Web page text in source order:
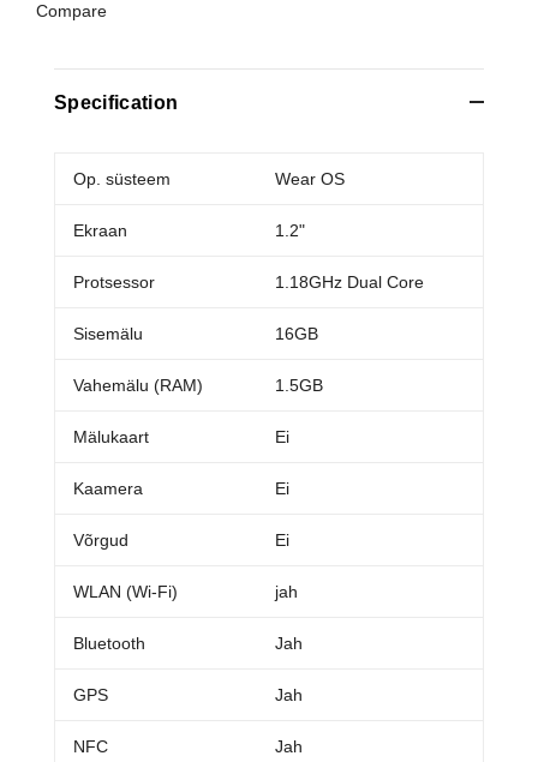
Compare
Specification
Op. süsteem Wear OS
Ekraan 1.2"
Protsessor 1.18GHz Dual Core
Sisemälu 16GB
Vahemälu (RAM) 1.5GB
Mälukaart Ei
Kaamera Ei
Võrgud Ei
WLAN (Wi-Fi) jah
Bluetooth Jah
GPS Jah
NFC Jah